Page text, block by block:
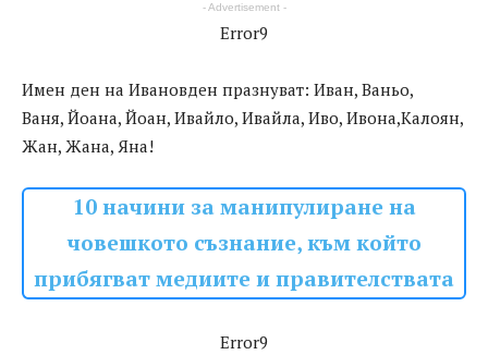
- Advertisement -
Error9
Имен ден на Ивановден празнуват: Иван, Ваньо,
Ваня, Йоана, Йоан, Ивайло, Ивайла, Иво, Ивона,Калоян,
Жан, Жана, Яна!
10 начини за манипулиране на
човешкото съзнание, към който
прибягват медиите и правителствата
Error9